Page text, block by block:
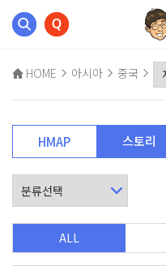
HOME 아시아 중국
HMAP 스토리
ALL